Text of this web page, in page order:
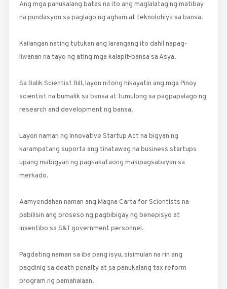
Ang mga panukalang batas na ito ang maglalatag ng matibay
na pundasyon sa paglago ng agham at teknolohiya sa bansa.
Kailangan nating tutukan ang larangang ito dahil napag-
iiwanan na tayo ng ating mga kalapit-bansa sa Asya.
Sa Balik Scientist Bill, layon nitong hikayatin ang mga Pinoy
scientist na bumalik sa bansa at tumulong sa pagpapalago ng
research and development ng bansa.
Layon naman ng Innovative Startup Act na bigyan ng
karampatang suporta ang tinatawag na business startups
upang mabigyan ng pagkakataong makipagsabayan sa
merkado.
Aamyendahan naman ang Magna Carta for Scientists na
pabilisin ang proseso ng pagbibigay ng benepisyo at
insentibo sa S&T government personnel.
Pagdating naman sa iba pang isyu, sisimulan na rin ang
pagdinig sa death penalty at sa panukalang tax reform
program ng pamahalaan.